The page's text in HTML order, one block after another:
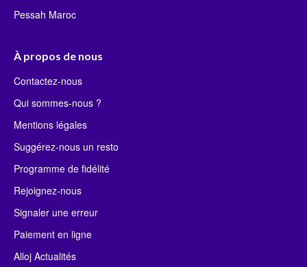
Pessah Maroc
À propos de nous
Contactez-nous
Qui sommes-nous ?
Mentions légales
Suggérez-nous un resto
Programme de fidélité
Rejoignez-nous
Signaler une erreur
Paiement en ligne
Alloj Actualités